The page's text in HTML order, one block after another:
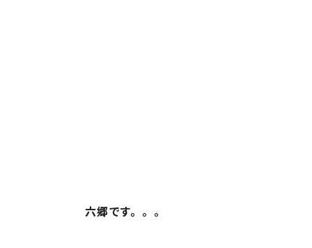
六郷です。。。